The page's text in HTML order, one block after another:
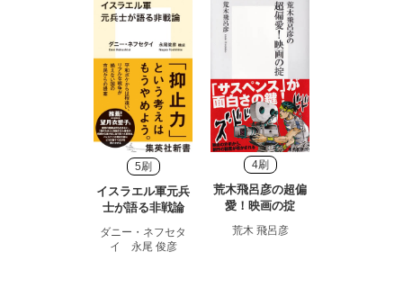
5刷
イスラエル軍元兵
士が語る非戦論
ダニー・ネフセタ
イ 永尾 俊彦
4刷
荒木飛呂彦の超偏
愛！映画の掟
荒木 飛呂彦